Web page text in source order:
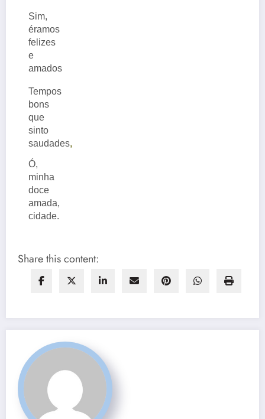
Sim,
éramos
felizes
e
amados
Tempos
bons
que
sinto
saudades,
Ó,
minha
doce
amada,
cidade.
Share this content: